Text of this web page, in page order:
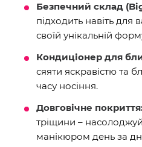
Безпечний склад
підходить навіть для
своїй унікальній
Кондиціонер для
сяяти яскравістю та
часу носіння.
Довговічне
тріщини –
манікюром день за